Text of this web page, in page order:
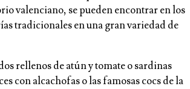
valenciano, se pueden encontrar en los
tradicionales en una gran variedad de
rellenos de atún y tomate o sardinas
con alcachofas o las famosas cocs de la